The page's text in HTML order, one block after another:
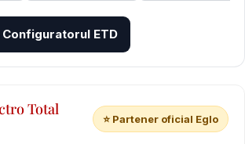
ETD
Total
⭐ Partener oficial Eglo